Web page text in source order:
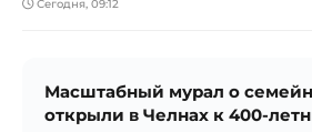
Сегодня, 09:12
Масштабный мурал о
открыли в Челнах к 400-